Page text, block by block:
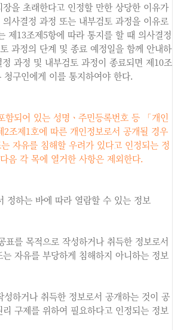
을 초래한다고 인정할 만한 상당한 이유가
사결정 과정 또는 내부검토 과정을 이유로
제13조제5항에 따라 통지를 할 때 의사결정
과정의 단계 및 종료 예정일을 함께 안내하
과정 및 내부검토 과정이 종료되면 제10조
청구인에게 이를 통지하여야 한다.
함되어 있는 성명ㆍ주민등록번호 등 「개인
2조제1 호에 따른 개인정보로서 공개될 경우
자유를 침해할 우려가 있다고 인정되는 정
다음 각 목에 열거한 사항은 제외한다.
정하는 바에 따라 열람할 수 있는 정보
표를 목적으로 작성하거나 취득한 정보로서
자유를 부당하게 침해하지 아니하는 정보
성하거나 취득한 정보로서 공개하는 것이 공
구제를 위하여 필요하다고 인정되는 정보